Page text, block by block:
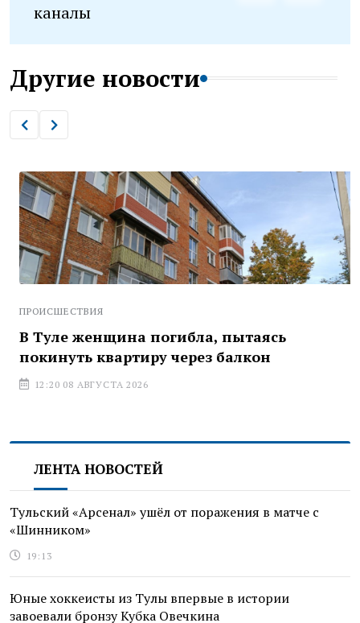
каналы
Другие новости
ПРОИСШЕСТВИЯ
В Туле женщина погибла, пытаясь
покинуть квартиру через балкон
12:20 08 АВГУСТА 2026
ЛЕНТА НОВОСТЕЙ
Тульский «Арсенал» ушёл от поражения в матче с
«Шинником»
19:13
Юные хоккеисты из Тулы впервые в истории
завоевали бронзу Кубка Овечкина